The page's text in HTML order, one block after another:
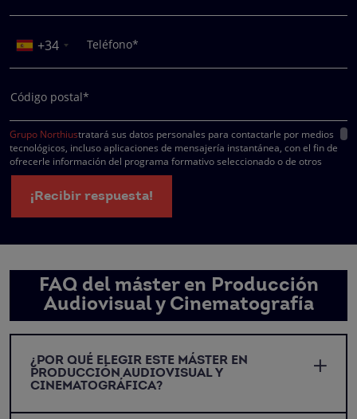
+34 Teléfono*
Código postal*
Grupo Northiustratará sus datos personales para contactarle por medios
tecnológicos, incluso aplicaciones de mensajería instantánea, con el fin de
ofrecerle información del programa formativo seleccionado o de otros
directamente relacionados con el interés manifestado y, en su caso, para
tramitar la contratación correspondiente. Compartiremos su solicitud con las
empresas que conforman elGrupo Northius
hacerle llegar la mejor oferta de productos y servicios de acuerdo a su
oposición, limitación, tal y como se explica en laPolítica de Privacidad.
¡Recibir respuesta!
FAQ del máster en Producción
Audiovisual y Cinematografía
¿POR QUÉ ELEGIR ESTE MÁSTER EN
PRODUCCIÓN AUDIOVISUAL Y
CINEMATOGRÁFICA?